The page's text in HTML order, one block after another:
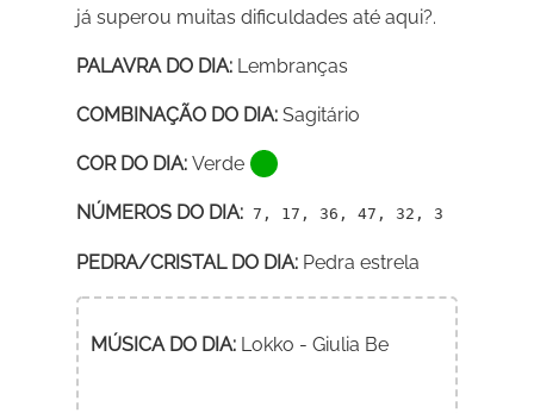
já superou muitas dificuldades até aqui?.
PALAVRA DO DIA: Lembranças
COMBINAÇÃO DO DIA: Sagitário
COR DO DIA: Verde
NÚMEROS DO DIA: 7, 17, 36, 47, 32, 3
PEDRA/CRISTAL DO DIA: Pedra estrela
MÚSICA DO DIA: Lokko - Giulia Be